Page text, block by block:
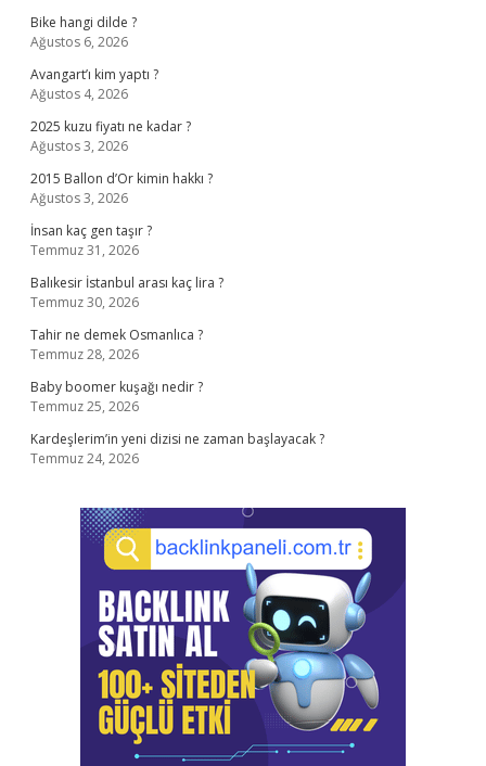
Bike hangi dilde ?
Ağustos 6, 2026
Avangart’ı kim yaptı ?
Ağustos 4, 2026
2025 kuzu fiyatı ne kadar ?
Ağustos 3, 2026
2015 Ballon d’Or kimin hakkı ?
Ağustos 3, 2026
İnsan kaç gen taşır ?
Temmuz 31, 2026
Balıkesir İstanbul arası kaç lira ?
Temmuz 30, 2026
Tahir ne demek Osmanlıca ?
Temmuz 28, 2026
Baby boomer kuşağı nedir ?
Temmuz 25, 2026
Kardeşlerim’in yeni dizisi ne zaman başlayacak ?
Temmuz 24, 2026